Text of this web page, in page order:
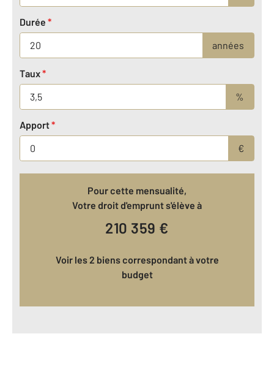
Durée *
années
Taux*
%
Apport*
€
Pour cette mensualité,
Votre droit d'emprunt s'élève à
210 359 €
Voir les 2 biens correspondant à votre
budget